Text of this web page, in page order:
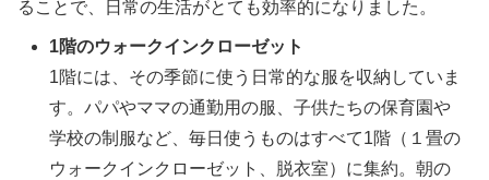
ることで、日常の生活がとても効率的になりました。
1階のウォークインクローゼット
1階には、その季節に使う日常的な服を収納していま
す。パパやママの通勤用の服、子供たちの保育園や
学校の制服など、毎日使うものはすべて1階（１畳の
ウォークインクローゼット、脱衣室）に集約。朝の